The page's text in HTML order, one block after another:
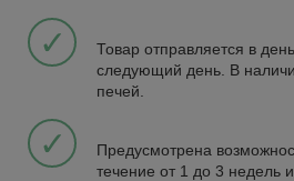
✓
Товар отправляется в
следующий день. В
печей.
✓
Предусмотрена
течение от 1 до 3 недель и